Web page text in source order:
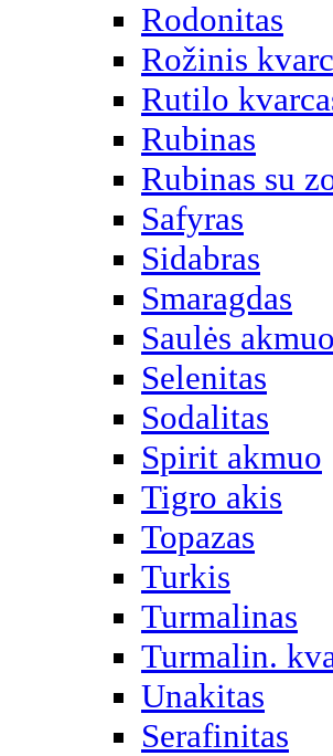
Rodonitas
Rožinis
Rutilo
Rubinas
Rubinas su
Safyras
Sidabras
Smaragdas
Saulės akmuo
Selenitas
Sodalitas
Spirit akmuo
Tigro akis
Topazas
Turkis
Turmalinas
Turmalin.
Unakitas
Serafinitas